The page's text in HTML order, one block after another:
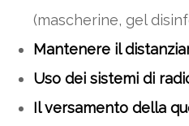
(mascherine, gel
Mantenere il
Uso dei sistemi di
Il versamento della